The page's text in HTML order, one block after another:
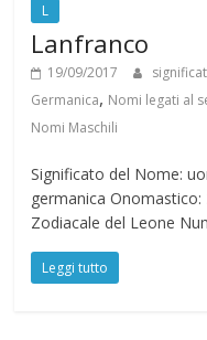
L
Lanfranco
19/09/2017
Germanica, Nomi legati al
Nomi Maschili
Significato del Nome:
germanica Onomastico:
Zodiacale del Leone
Leggi tutto